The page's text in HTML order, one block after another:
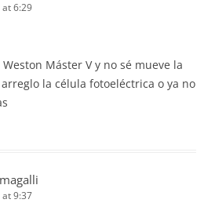
6:29
Máster V y no sé mueve la
la célula fotoeléctrica o ya no
9:37